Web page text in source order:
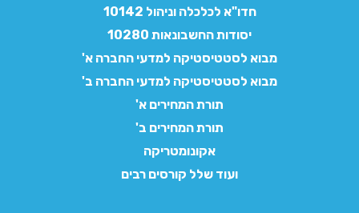
חדו"א לכלכלה וניהול 10142
יסודות החשבונאות 10280
מבוא לסטטיסטיקה למדעי החברה א'
מבוא לסטטיסטיקה למדעי החברה ב'
תורת המחירים א'
תורת המחירים ב'
אקונומטריקה
ועוד שלל קורסים רבים